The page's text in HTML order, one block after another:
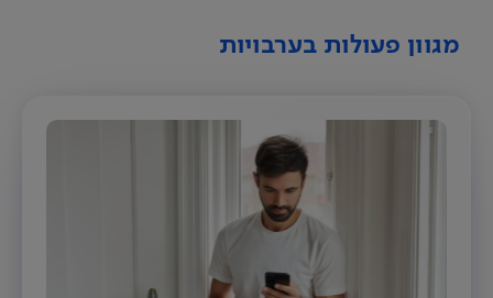
מגוון פעולות בערבויות